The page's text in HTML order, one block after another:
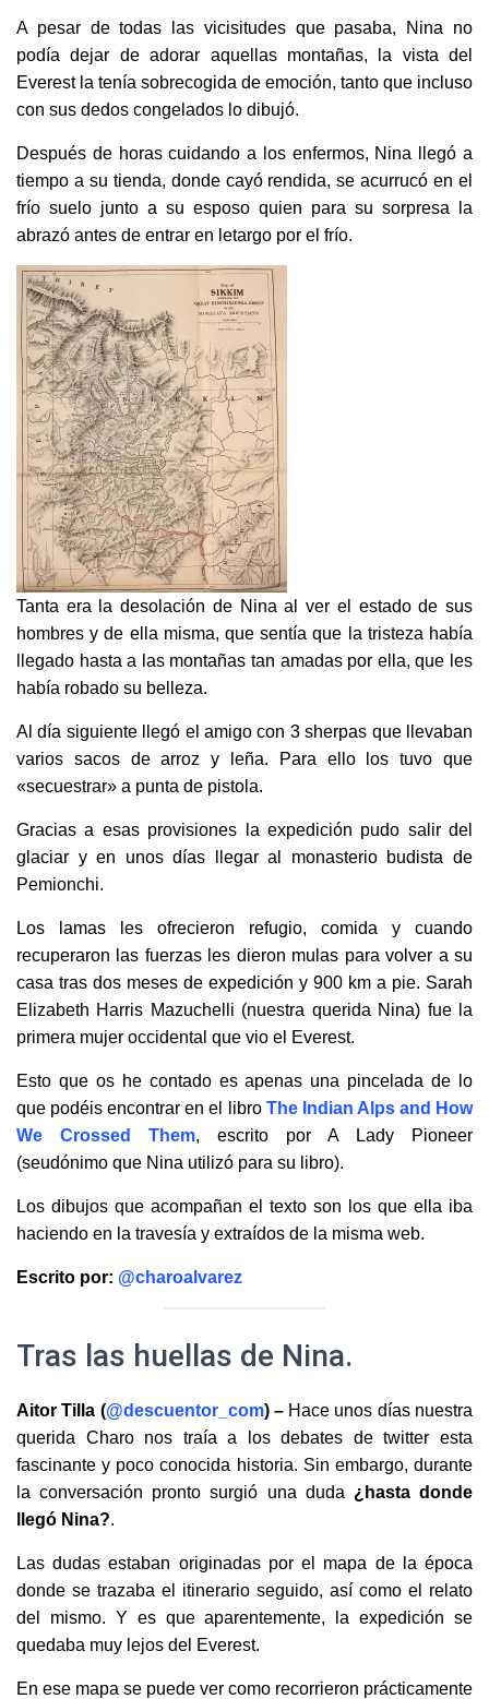
A pesar de todas las vicisitudes que pasaba, Nina no
podía dejar de adorar aquellas montañas, la vista del
Everest la tenía sobrecogida de emoción, tanto que incluso
con sus dedos congelados lo dibujó.
Después de horas cuidando a los enfermos, Nina llegó a
tiempo a su tienda, donde cayó rendida, se acurrucó en el
frío suelo junto a su esposo quien para su sorpresa la
abrazó antes de entrar en letargo por el frío.
Tanta era la desolación de Nina al ver el estado de sus
hombres y de ella misma, que sentía que la tristeza había
llegado hasta a las montañas tan amadas por ella, que les
había robado su belleza.
Al día siguiente llegó el amigo con 3 sherpas que llevaban
varios sacos de arroz y leña. Para ello los tuvo que
«secuestrar» a punta de pistola.
Gracias a esas provisiones la expedición pudo salir del
glaciar y en unos días llegar al monasterio budista de
Pemionchi.
Los lamas les ofrecieron refugio, comida y cuando
recuperaron las fuerzas les dieron mulas para volver a su
casa tras dos meses de expedición y 900 km a pie. Sarah
Elizabeth Harris Mazuchelli (nuestra querida Nina) fue la
primera mujer occidental que vio el Everest.
Esto que os he contado es apenas una pincelada de lo
que podéis encontrar en el libro The Indian Alps and How
We Crossed Them, escrito por A Lady Pioneer
(seudónimo que Nina utilizó para su libro).
Los dibujos que acompañan el texto son los que ella iba
haciendo en la travesía y extraídos de la misma web.
Escrito por: @charoalvarez
Tras las huellas de Nina.
Aitor Tilla (@descuentor_com) – Hace unos días nuestra
querida Charo nos traía a los debates de twitter esta
fascinante y poco conocida historia. Sin embargo, durante
la conversación pronto surgió una duda ¿hasta donde
llegó Nina?.
Las dudas estaban originadas por el mapa de la época
donde se trazaba el itinerario seguido, así como el relato
del mismo. Y es que aparentemente, la expedición se
quedaba muy lejos del Everest.
En ese mapa se puede ver como recorrieron prácticamente